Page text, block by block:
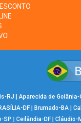
RJ | Aparecida de Goiânia-
DF| Brumado-BA|
SP | Ceilândia-DF | Cláudio-